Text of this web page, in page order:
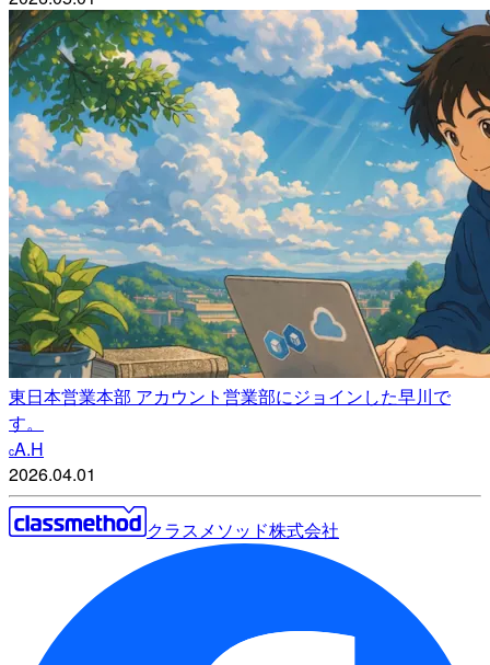
東日本営業本部 アカウント営業部にジョインした早川で
す。
cA.H
2026.04.01
クラスメソッド株式会社